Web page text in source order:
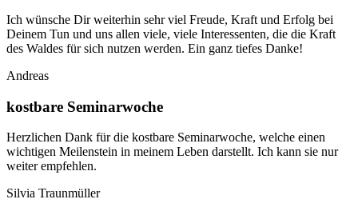
Ich wünsche Dir weiterhin sehr viel Freude, Kraft und Erfolg bei
Deinem Tun und uns allen viele, viele Interessenten, die die Kraft
des Waldes für sich nutzen werden. Ein ganz tiefes Danke!
Andreas
kostbare Seminarwoche
Herzlichen Dank für die kostbare Seminarwoche, welche einen
wichtigen Meilenstein in meinem Leben darstellt. Ich kann sie nur
weiter empfehlen.
Silvia Traunmüller